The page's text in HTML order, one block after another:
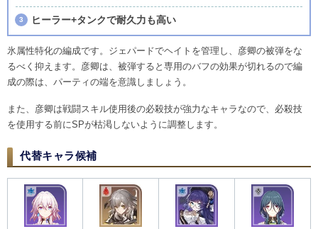
ヒーラー+タンクで耐久力も高い
氷属性特化の編成です。ジェパードでヘイトを管理し、彦卿の被弾をな
るべく抑えます。彦卿は、被弾すると専用のバフの効果が切れるので編
成の際は、パーティの端を意識しましょう。
また、彦卿は戦闘スキル使用後の必殺技が強力なキャラなので、必殺技
を使用する前にSPが枯渇しないように調整します。
代替キャラ候補